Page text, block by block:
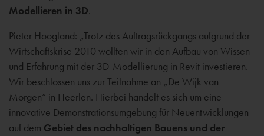
Modellieren in 3D.
Pieter Hoogland: „Trotz des Auftragsrückgangs aufgrund der
Wirtschaftskrise 2010 wollten wir in den Aufbau von Wissen
und Erfahrung mit der 3D-Modellierung in Revit investieren.
Wir beschlossen uns zur Teilnahme an „De Wijk van
Morgen“ in Heerlen. Hierbei handelt es sich um eine
innovative Demonstrationsumgebung für Neuentwicklungen
auf dem Gebiet des nachhaltigen Bauens und der